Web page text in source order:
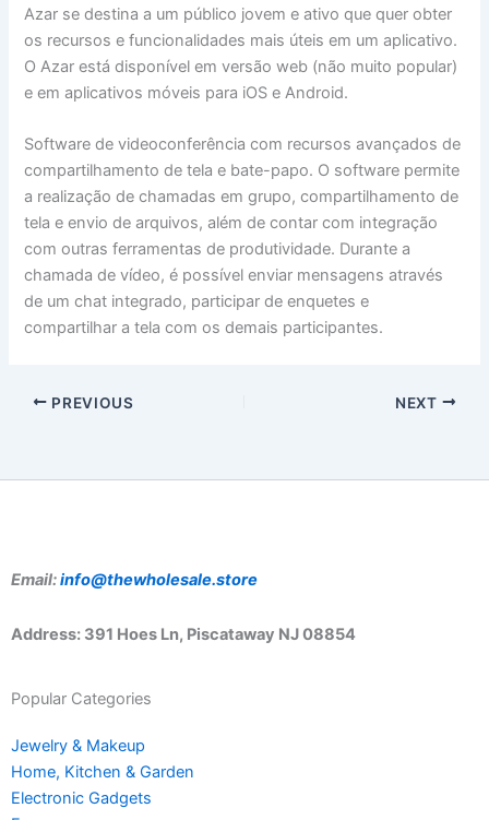
Azar se destina a um público jovem e ativo que quer obter
os recursos e funcionalidades mais úteis em um aplicativo.
O Azar está disponível em versão web (não muito popular)
e em aplicativos móveis para iOS e Android.
Software de videoconferência com recursos avançados de
compartilhamento de tela e bate-papo. O software permite
a realização de chamadas em grupo, compartilhamento de
tela e envio de arquivos, além de contar com integração
com outras ferramentas de produtividade. Durante a
chamada de vídeo, é possível enviar mensagens através
de um chat integrado, participar de enquetes e
compartilhar a tela com os demais participantes.
PREVIOUS NEXT
Email:info@thewholesale.store
Address: 391 Hoes Ln, Piscataway NJ 08854
Popular Categories
Jewelry & Makeup
Home, Kitchen & Garden
Electronic Gadgets